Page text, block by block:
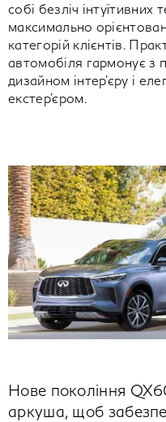
собі безліч інтуїтивних
максимально
категорій клієнтів.
автомобіля гармонує з
дизайном інтер'єру і
екстер'єром.
Нове покоління
аркуша, щоб